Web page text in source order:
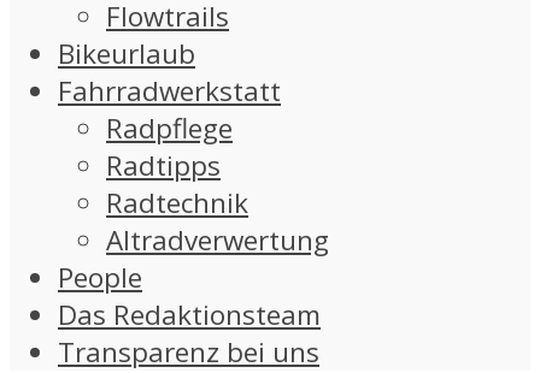
Flowtrails
Bikeurlaub
Fahrradwerkstatt
Radpflege
Radtipps
Radtechnik
Altradverwertung
People
Das Redaktionsteam
Transparenz bei uns